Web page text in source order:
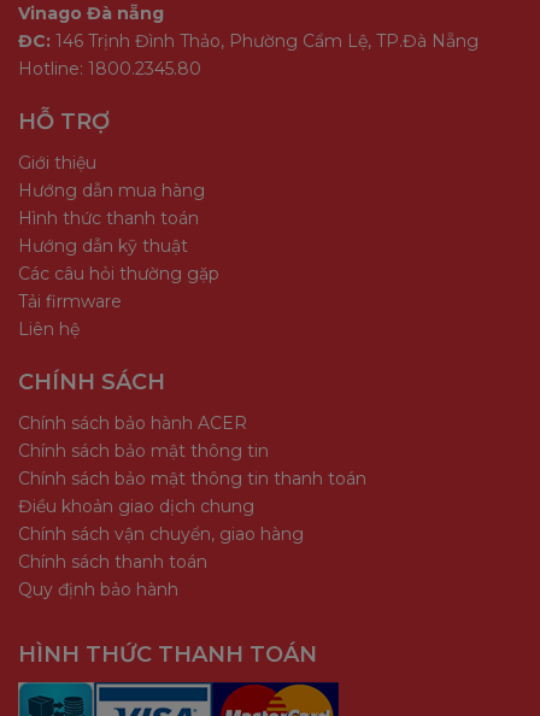
Thông báo tức thì 0,3 giây
THÔNG SỐ CƠ BẢN CAMERA:
Tầm nhìn ban đêm: 15m(49ft) Khoảng cách
ống kính cố định 2,8mm, tối đa. Khẩu độ F2.0
Trường nhìn: 98°(H), 54°(V), 121°(D)
Pin sạc 5000mAh
Mạng WiFi:IEEE802.11b/g/n,50m
Video & Âm thanh
Nén video: H.264&H.265
Vinago Đà nẵng
ĐC: 146 Trịnh Đình Thảo, Phường Cẩm Lệ, TP.Đà Nẵng
Hotline: 1800.2345.80
HỖ TRỢ
Giới thiệu
Hướng dẫn mua hàng
Hình thức thanh toán
Hướng dẫn kỹ thuật
Các câu hỏi thường gặp
Tải firmware
Liên hệ
CHÍNH SÁCH
Chính sách bảo hành ACER
Chính sách bảo mật thông tin
Chính sách bảo mật thông tin thanh toán
Điều khoản giao dịch chung
Chính sách vận chuyển, giao hàng
Chính sách thanh toán
Quy định bảo hành
HÌNH THỨC THANH TOÁN